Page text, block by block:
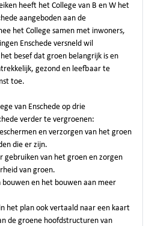
heeft het College van B en W het
aangeboden aan de
het College samen met inwoners,
Enschede versneld wil
besef dat groen belangrijk is en
gezond en leefbaar te
toe.
van Enschede op drie
verder te vergroenen:
en verzorgen van het groen
die er zijn.
gebruiken van het groen en zorgen
van groen.
en het bouwen aan meer
het plan ook vertaald naar een kaart
de groene hoofdstructuren van